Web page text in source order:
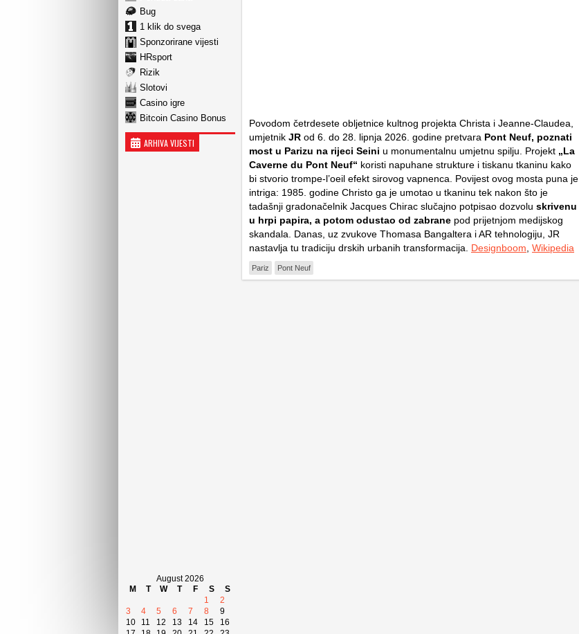
Bug
1 klik do svega
Sponzorirane vijesti
HRsport
Rizik
Slotovi
Casino igre
Bitcoin Casino Bonus
ARHIVA VIJESTI
August 2026
M
T W T F S
S
1
2
3
4 5 6 7 8
9
10
11 12 13 14 15
16
Povodom četrdesete obljetnice kultnog projekta Christa i Jeanne-Claudea,
umjetnik JR od 6. do 28. lipnja 2026. godine pretvara Pont Neuf, poznati
most u Parizu na rijeci Seini u monumentalnu umjetnu spilju. Projekt „La
Caverne du Pont Neuf“ koristi napuhane strukture i tiskanu tkaninu kako
bi stvorio trompe-l’oeil efekt sirovog vapnenca. Povijest ovog mosta puna je
intriga: 1985. godine Christo ga je umotao u tkaninu tek nakon što je
tadašnji gradonačelnik Jacques Chirac slučajno potpisao dozvolu skrivenu
u hrpi papira, a potom odustao od zabrane pod prijetnjom medijskog
skandala. Danas, uz zvukove Thomasa Bangaltera i AR tehnologiju, JR
nastavlja tu tradiciju drskih urbanih transformacija. Designboom, Wikipedia
Pariz Pont Neuf